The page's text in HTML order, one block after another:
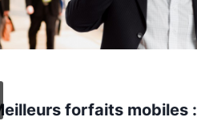
forfaits mobiles :